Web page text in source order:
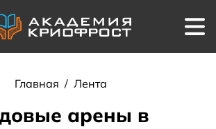
Главная / Лента
арены в